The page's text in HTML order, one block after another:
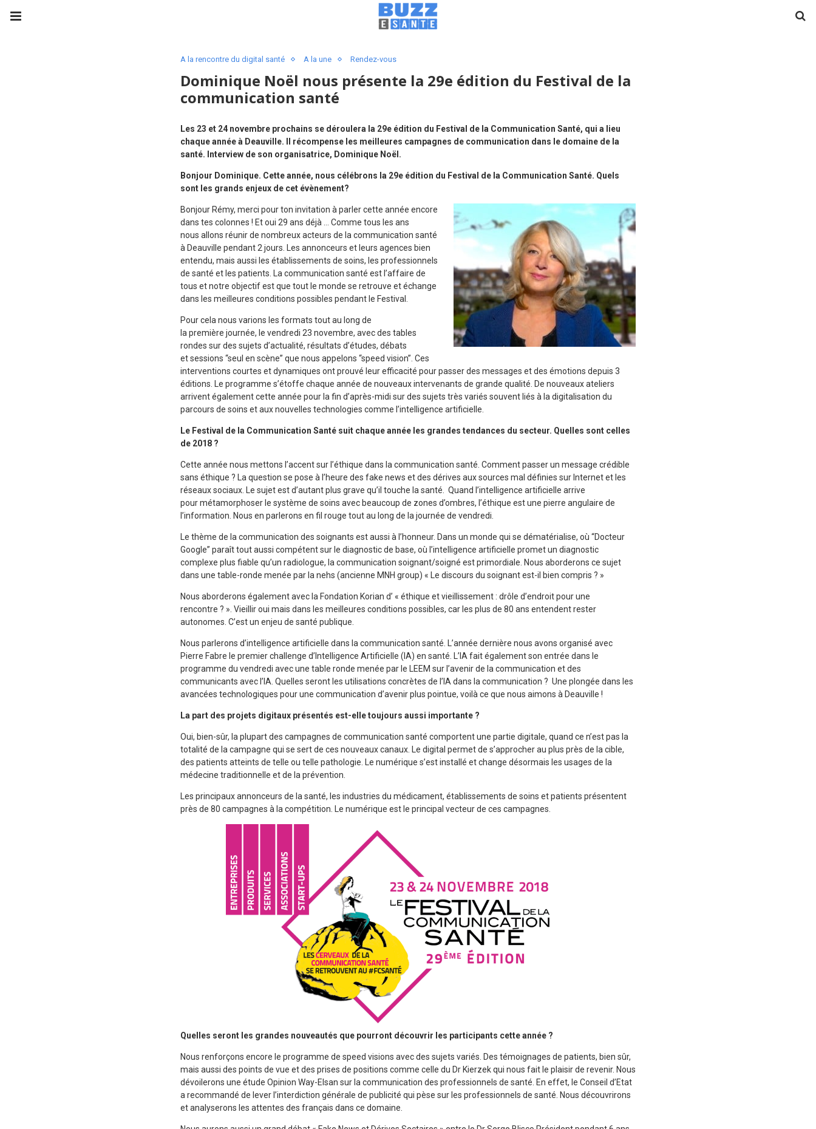
A la rencontre du digital santé A la une Rendez-vous
Dominique Noël nous présente la 29e édition du Festival de la
communication santé
Les 23 et 24 novembre prochains se déroulera la 29e édition du Festival de la Communication Santé, qui a lieu
chaque année à Deauville. Il récompense les meilleures campagnes de communication dans le domaine de la
santé. Interview de son organisatrice, Dominique Noël.
Bonjour Dominique. Cette année, nous célébrons la 29e édition du Festival de la Communication Santé. Quels
sont les grands enjeux de cet évènement?
Bonjour Rémy, merci pour ton invitation à parler cette année encore
dans tes colonnes ! Et oui 29 ans déjà … Comme tous les ans
nous allons réunir de nombreux acteurs de la communication santé
à Deauville pendant 2 jours. Les annonceurs et leurs agences bien
entendu, mais aussi les établissements de soins, les professionnels
de santé et les patients. La communication santé est l’affaire de
tous et notre objectif est que tout le monde se retrouve et échange
dans les meilleures conditions possibles pendant le Festival.
Pour cela nous varions les formats tout au long de
la première journée, le vendredi 23 novembre, avec des tables
rondes sur des sujets d’actualité, résultats d’études, débats
et sessions “seul en scène” que nous appelons “speed vision”. Ces
interventions courtes et dynamiques ont prouvé leur efficacité pour passer des messages et des émotions depuis 3
éditions. Le programme s’étoffe chaque année de nouveaux intervenants de grande qualité. De nouveaux ateliers
arrivent également cette année pour la fin d’après-midi sur des sujets très variés souvent liés à la digitalisation du
parcours de soins et aux nouvelles technologies comme l’intelligence artificielle.
Le Festival de la Communication Santé suit chaque année les grandes tendances du secteur. Quelles sont celles
de 2018 ?
Cette année nous mettons l’accent sur l’éthique dans la communication santé. Comment passer un message crédible
sans éthique ? La question se pose à l’heure des fake news et des dérives aux sources mal définies sur Internet et les
réseaux sociaux. Le sujet est d’autant plus grave qu’il touche la santé. Quand l’intelligence artificielle arrive
pour métamorphoser le système de soins avec beaucoup de zones d’ombres, l’éthique est une pierre angulaire de
l’information. Nous en parlerons en fil rouge tout au long de la journée de vendredi.
Le thème de la communication des soignants est aussi à l’honneur. Dans un monde qui se dématérialise, où “Docteur
Google” paraît tout aussi compétent sur le diagnostic de base, où l’intelligence artificielle promet un diagnostic
complexe plus fiable qu’un radiologue, la communication soignant/soigné est primordiale. Nous aborderons ce sujet
dans une table-ronde menée par la nehs (ancienne MNH group) « Le discours du soignant est-il bien compris ? »
Nous aborderons également avec la Fondation Korian d’ « éthique et vieillissement : drôle d’endroit pour une
rencontre ? ». Vieillir oui mais dans les meilleures conditions possibles, car les plus de 80 ans entendent rester
autonomes. C’est un enjeu de santé publique.
Nous parlerons d’intelligence artificielle dans la communication santé. L’année dernière nous avons organisé avec
Pierre Fabre le premier challenge d’Intelligence Artificielle (IA) en santé. L’IA fait également son entrée dans le
programme du vendredi avec une table ronde menée par le LEEM sur l’avenir de la communication et des
communicants avec l’IA. Quelles seront les utilisations concrètes de l’IA dans la communication ? Une plongée dans les
avancées technologiques pour une communication d’avenir plus pointue, voilà ce que nous aimons à Deauville !
La part des projets digitaux présentés est-elle toujours aussi importante ?
Oui, bien-sûr, la plupart des campagnes de communication santé comportent une partie digitale, quand ce n’est pas la
totalité de la campagne qui se sert de ces nouveaux canaux. Le digital permet de s’approcher au plus près de la cible,
des patients atteints de telle ou telle pathologie. Le numérique s’est installé et change désormais les usages de la
médecine traditionnelle et de la prévention.
Les principaux annonceurs de la santé, les industries du médicament, établissements de soins et patients présentent
près de 80 campagnes à la compétition. Le numérique est le principal vecteur de ces campagnes.
Quelles seront les grandes nouveautés que pourront découvrir les participants cette année ?
Nous renforçons encore le programme de speed visions avec des sujets variés. Des témoignages de patients, bien sûr,
mais aussi des points de vue et des prises de positions comme celle du Dr Kierzek qui nous fait le plaisir de revenir. Nous
dévoilerons une étude Opinion Way-Elsan sur la communication des professionnels de santé. En effet, le Conseil d’Etat
a recommandé de lever l’interdiction générale de publicité qui pèse sur les professionnels de santé. Nous découvrirons
et analyserons les attentes des français dans ce domaine.